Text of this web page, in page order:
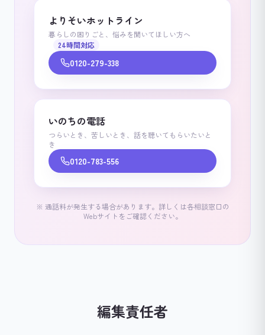
よりそいホットライン
暮らしの困りごと、悩みを聞いてほしい方へ
24時間対応
0120-279-338
いのちの電話
つらいとき、苦しいとき、話を聴いてもらいたいと
き
0120-783-556
※ 通話料が発生する場合があります。詳しくは各相談窓口の
Webサイトをご確認ください。
編集責任者